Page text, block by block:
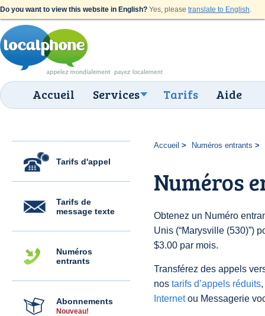
Do you want to view this website in English? Yes, please translate to English.
Accueil Services Tarifs Aide
Tarifs d'appel
Tarifs de
message texte
Numéros
entrants
Abonnements
Nouveau!
Accueil Numéros entrants
Numéros
Obtenez un Numéro
Unis (“Marysville (530)”)
$3.00 par mois.
Transférez des appels
nos tarifs d’appels réduits
Internetou Messagerie